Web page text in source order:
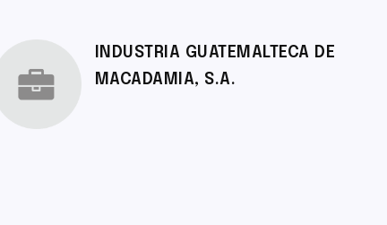
INDUSTRIA GUATEMALTECA DE
MACADAMIA, S.A.